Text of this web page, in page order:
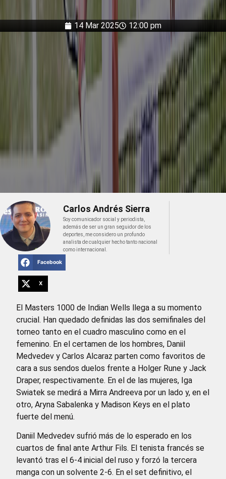
14 Mar 2025 12:00 pm
Carlos Andrés Sierra
Soy comunicador social y periodista,
además de ser un gran seguidor de los
deportes, me considero un profundo
analista de cualquier hecho tanto nacional
como internacional.
Facebook
X
El Masters 1000 de Indian Wells llega a su momento
crucial. Han quedado definidas las dos semifinales del
torneo tanto en el cuadro masculino como en el
femenino. En el certamen de los hombres, Daniil
Medvedev y Carlos Alcaraz parten como favoritos de
cara a sus sendos duelos frente a Holger Rune y Jack
Draper, respectivamente. En el de las mujeres, Iga
Swiatek se medirá a Mirra Andreeva por un lado y, en el
otro, Aryna Sabalenka y Madison Keys en el plato
fuerte del menú.
Daniil Medvedev sufrió más de lo esperado en los
cuartos de final ante Arthur Fils. El tenista francés se
levantó tras el 6-4 inicial del ruso y forzó la tercera
manga con un solvente 2-6. En el set definitivo, el